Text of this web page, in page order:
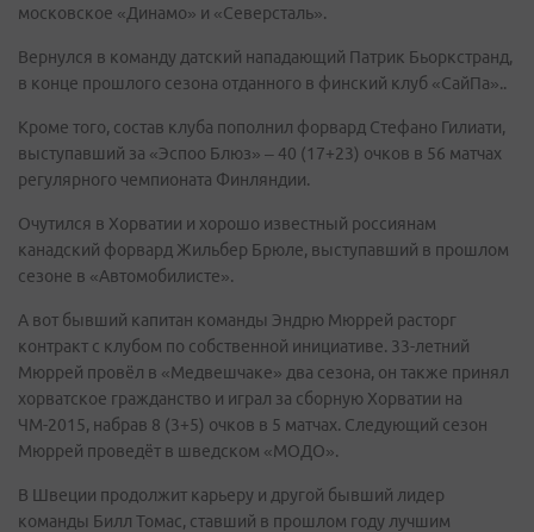
московское «Динамо» и «Северсталь».
Вернулся в команду датский нападающий Патрик Бьоркстранд,
в конце прошлого сезона отданного в финский клуб «СайПа»..
Кроме того, состав клуба пополнил форвард Стефано Гилиати,
выступавший за «Эспоо Блюз» – 40 (17+23) очков в 56 матчах
регулярного чемпионата Финляндии.
Очутился в Хорватии и хорошо известный россиянам
канадский форвард Жильбер Брюле, выступавший в прошлом
сезоне в «Автомобилисте».
А вот бывший капитан команды Эндрю Мюррей расторг
контракт с клубом по собственной инициативе. 33-летний
Мюррей провёл в «Медвешчаке» два сезона, он также принял
хорватское гражданство и играл за сборную Хорватии на
ЧМ-2015, набрав 8 (3+5) очков в 5 матчах. Следующий сезон
Мюррей проведёт в шведском «МОДО».
В Швеции продолжит карьеру и другой бывший лидер
команды Билл Томас, ставший в прошлом году лучшим